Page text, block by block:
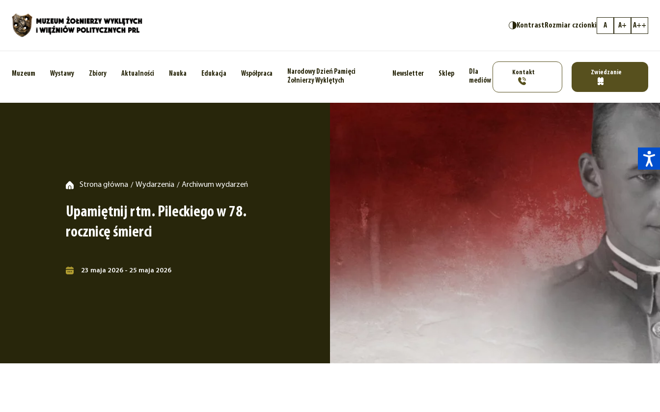
KontrastRozmiar czcionki A A+ A++
Muzeum Wystawy Zbiory Aktualności Nauka Edukacja Współpraca
Narodowy Dzień Pamięci
Żołnierzy Wyklętych
Newsletter Sklep
Dla
mediów
Kontakt Zwiedzanie
Strona główna / Wydarzenia / Archiwum wydarzeń
Upamiętnij rtm. Pileckiego w 78.
rocznicę śmierci
23 maja 2026 - 25 maja 2026